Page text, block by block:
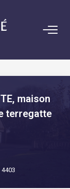
maison
terregatte
4403